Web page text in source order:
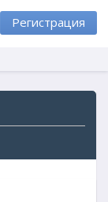
Регистрация